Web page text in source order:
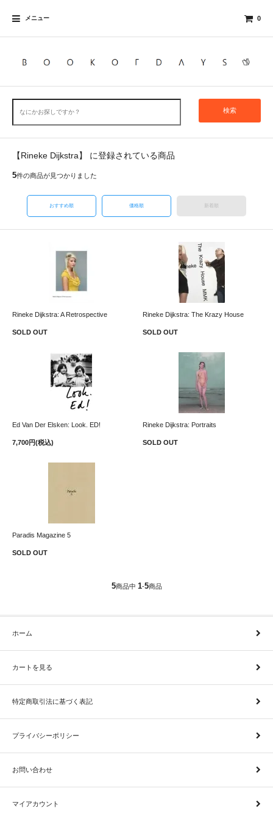
メニュー 0
検索
【Rineke Dijkstra】 に登録されている商品
5件の商品が見つかりました
おすすめ順 価格順 新着順
Rineke Dijkstra: A Retrospective
SOLD OUT
Rineke Dijkstra: The Krazy House
SOLD OUT
Ed Van Der Elsken: Look. ED!
7,700円(税込)
Rineke Dijkstra: Portraits
SOLD OUT
Paradis Magazine 5
SOLD OUT
5商品中 1-5商品
ホーム
カートを見る
特定商取引法に基づく表記
プライバシーポリシー
お問い合わせ
マイアカウント